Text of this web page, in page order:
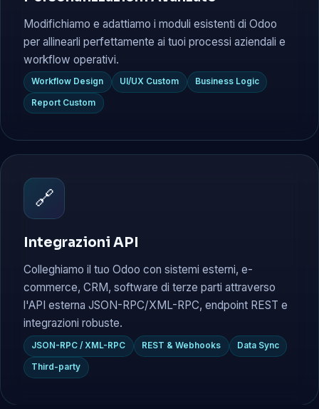
Modifichiamo e adattiamo i moduli esistenti di Odoo
per allinearli perfettamente ai tuoi processi aziendali e
workflow operativi.
Workflow Design UI/UX Custom Business Logic
Report Custom
🔗
Integrazioni API
Colleghiamo il tuo Odoo con sistemi esterni, e-
commerce, CRM, software di terze parti attraverso
l'API esterna JSON-RPC/XML-RPC, endpoint REST e
integrazioni robuste.
JSON-RPC / XML-RPC REST & Webhooks Data Sync
Third-party